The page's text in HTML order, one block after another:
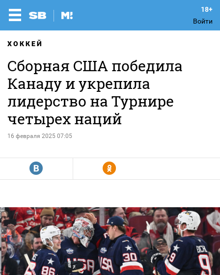
Войти
ХОККЕЙ
Сборная США победила
Канаду и укрепила
лидерство на Турнире
четырех наций
16 февраля 2025 07:05
R Y